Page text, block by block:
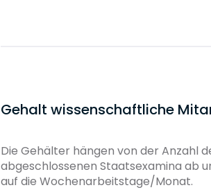
Gehalt wissenschaftliche
Die Gehälter hängen von der Anzahl
abgeschlossenen Staatsexamina ab
auf die Wochenarbeitstage/Monat.